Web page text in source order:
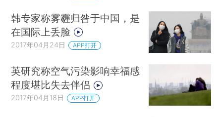
韩专家称雾霾归咎于中国，是
在国际上丢脸
2017年04月24日 APP打开
英研究称空气污染影响幸福感
程度堪比失去伴侣
2017年04月18日 APP打开